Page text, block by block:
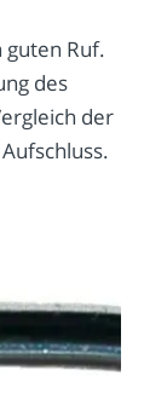
Ruf.
des
der